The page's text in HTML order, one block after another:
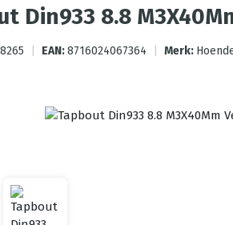
Din933 8.8
EAN:8716024067364 Merk: